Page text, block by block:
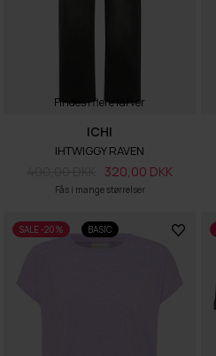
Findes i flere farver
Fås i mange størrelser
ICHI
IHTWIGGY RAVEN
320,00 DKK
SALE -20% BASIC